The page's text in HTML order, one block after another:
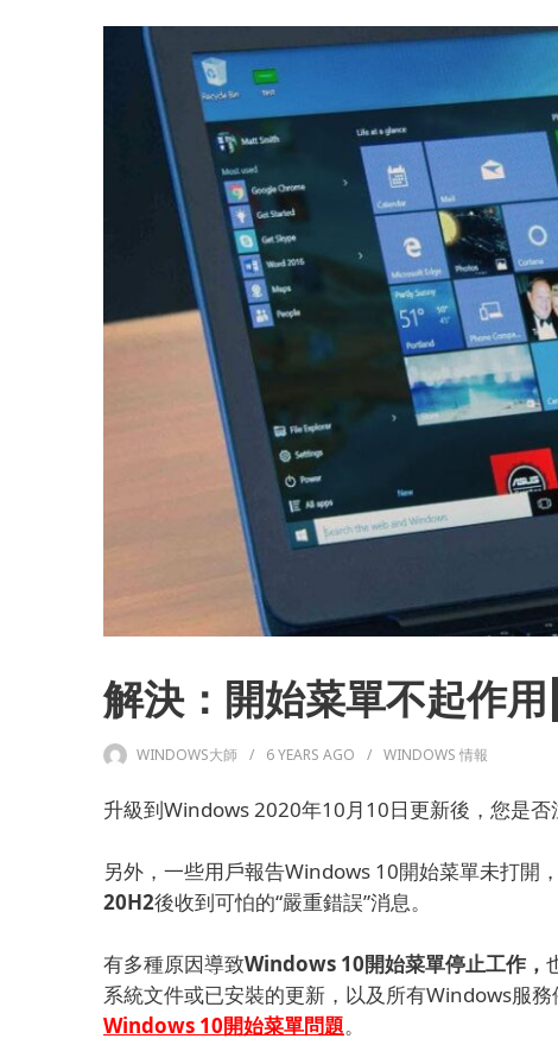
解決：開始菜單不起作
WINDOWS大師 6 YEARS AGO WINDOWS 情報
升級到Windows 2020年10月10日更新後， 您是否
另外，一些用戶報告Windows 10開始菜單未打開
20H2後收到可怕的“嚴重錯誤”消息。
有多種原因導致Windows 10開始菜單停止工作，
系統文件或已安裝的更新，以及所有Windows服務
Windows 10開始菜單問題。